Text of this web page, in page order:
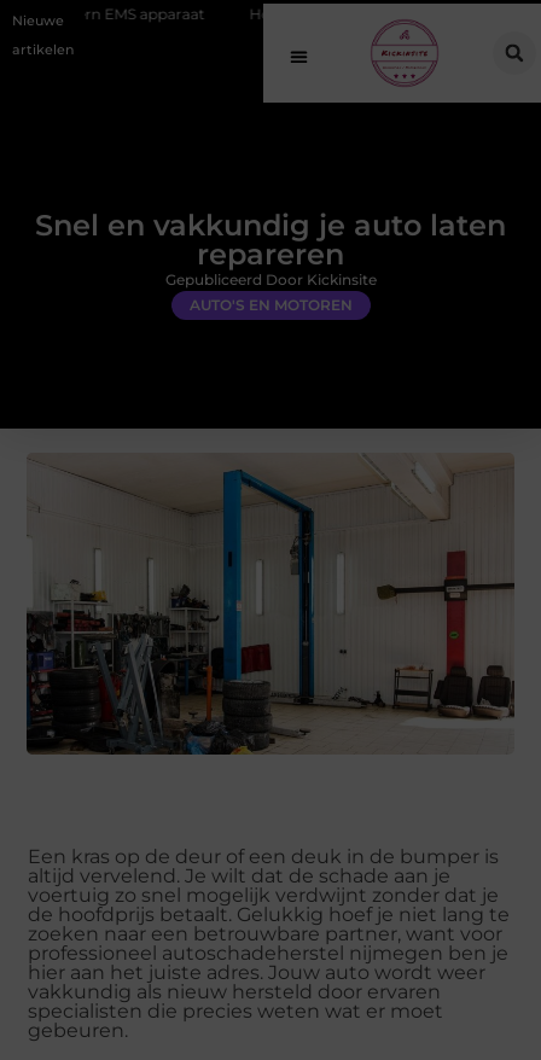
Nieuwe
artikelen
Hoe online vindbaarheid verandert in 2026
Snel en vakkundig je auto laten
repareren
AUTO'S EN MOTOREN
Gepubliceerd Door Kickinsite
Een kras op de deur of een deuk in de bumper is
altijd vervelend. Je wilt dat de schade aan je
voertuig zo snel mogelijk verdwijnt zonder dat je
de hoofdprijs betaalt. Gelukkig hoef je niet lang te
zoeken naar een betrouwbare partner, want voor
professioneel autoschadeherstel nijmegen ben je
hier aan het juiste adres. Jouw auto wordt weer
vakkundig als nieuw hersteld door ervaren
specialisten die precies weten wat er moet
gebeuren.